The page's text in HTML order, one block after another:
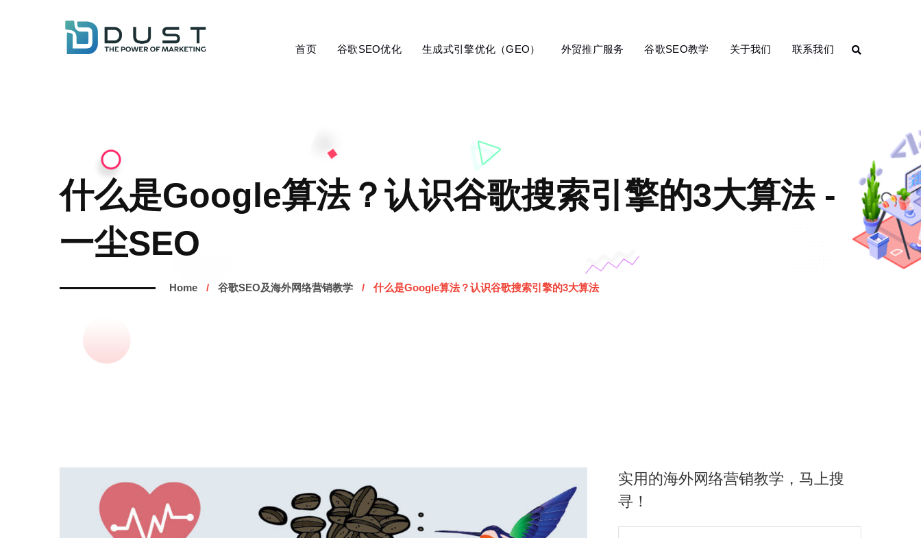
首页 谷歌SEO优化 生成式引擎优化（GEO） 外贸推广服务 谷歌SEO教学 关于我们 联系我们
什么是Google算法？认识谷歌搜索引擎的3大算法 -
一尘SEO
Home 谷歌SEO及海外网络营销教学 什么是Google算法？认识谷歌搜索引擎的3大算法
实用的海外网络营销教学，马上搜
寻！